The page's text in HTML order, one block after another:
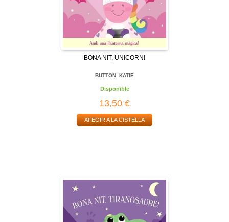
BONA NIT, UNICORN!
BUTTON, KATIE
Disponible
13,50 €
AFEGIR A LA CISTELLA